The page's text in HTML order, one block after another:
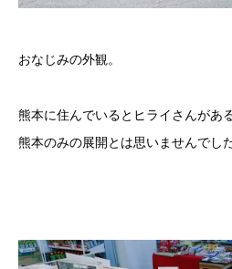
おなじみの外観。
熊本に住んでいるとヒライさんがあ
熊本のみの展開とは思いませんでした